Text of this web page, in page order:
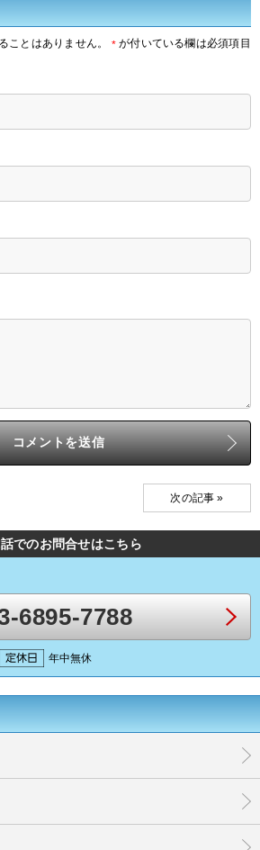
ことはありません。 *が付いている欄は必須項目
次の記事 »
でのお問合せはこちら
6895-7788
年中無休